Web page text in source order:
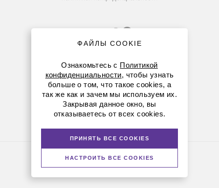
8 (800) 234-05-08
(+374 94) 010173
© Диаэм, 1988 — 2026. Все права защищены
ФАЙЛЫ COOKIE
Ознакомьтесь с Политикой
конфиденциальности, чтобы узнать
больше о том, что такое cookies, а
так же как и зачем мы используем их.
Закрывая данное окно, вы
отказываетесь от всех cookies.
ПРИНЯТЬ ВСЕ COOKIES
НАСТРОИТЬ ВСЕ COOKIES